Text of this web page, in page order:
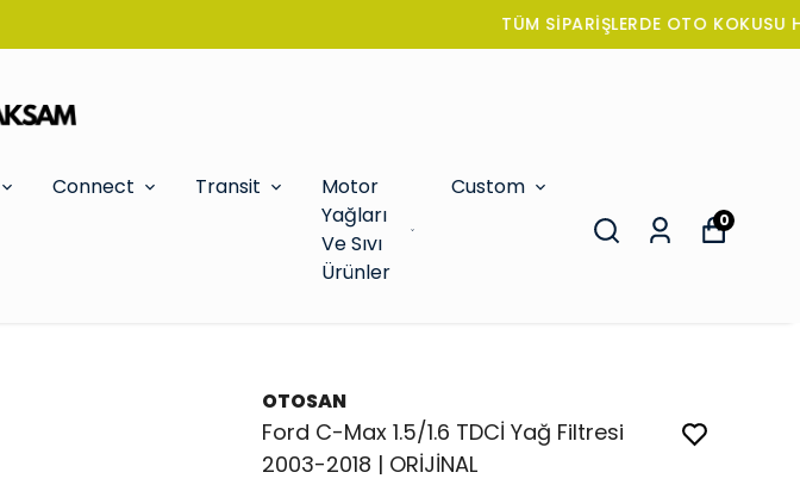
Connect Transit
Motor
Yağları
Ve Sıvı
Ürünler
Custom
0
OTOSAN
Ford C-Max 1.5/1.6 TDCİ Yağ Filtresi
2003-2018 | ORİJİNAL